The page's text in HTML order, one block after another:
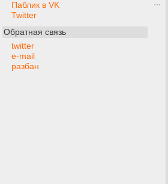
Паблик в VK
Twitter
Обратная связь
twitter
e-mail
разбан